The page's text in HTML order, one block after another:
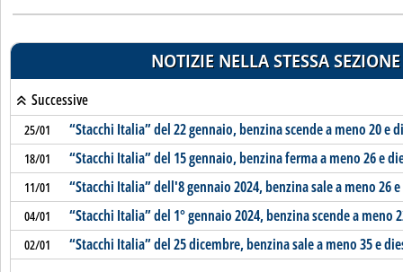
NOTIZIE NELLA STESSA SEZIONE
Successive
25/01 “Stacchi Italia” del 22 gennaio, benzina scende a meno 20 e
18/01 “Stacchi Italia” del 15 gennaio, benzina ferma a meno 26 e
11/01 “Stacchi Italia” dell'8 gennaio 2024, benzina sale a meno 26
04/01 “Stacchi Italia” del 1° gennaio 2024, benzina scende a meno
02/01 “Stacchi Italia” del 25 dicembre, benzina sale a meno 35 e